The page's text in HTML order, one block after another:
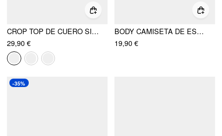
CROP TOP DE CUERO SINTÉTICO CON CUELLO ASIMÉTRICO Y FRUNCIDO CON CORDÓN
29,90 €
BODY CAMISETA DE ESCOTE CUADRADO
19,90 €
-35%